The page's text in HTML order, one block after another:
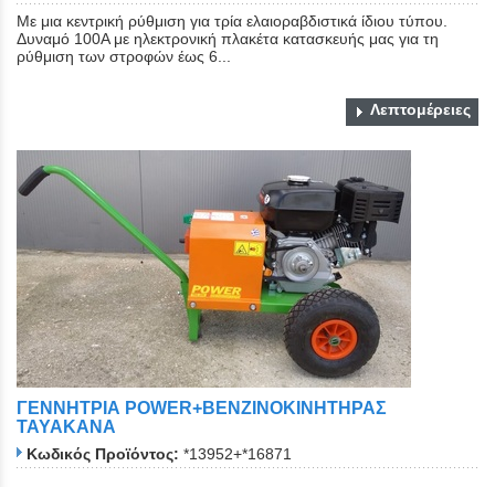
Με μια κεντρική ρύθμιση για τρία ελαιοραβδιστικά ίδιου τύπου.
Δυναμό 100A με ηλεκτρονική πλακέτα κατασκευής μας για τη
ρύθμιση των στροφών έως 6...
Λεπτομέρειες
ΓΕΝΝΗΤΡΙΑ POWER+ΒΕΝΖΙΝΟΚΙΝΗΤΗΡΑΣ
ΤΑΥΑΚΑΝΑ
Κωδικός Προϊόντος: *13952+*16871